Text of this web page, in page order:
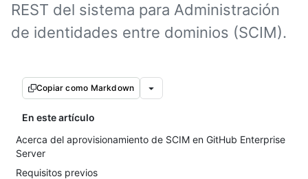
REST del sistema para Administración
de identidades entre dominios (SCIM).
Copiar como Markdown
En este artículo
Acerca del aprovisionamiento de SCIM en GitHub Enterprise
Server
Requisitos previos